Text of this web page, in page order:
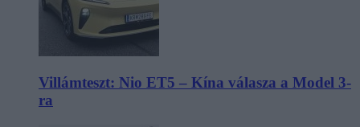
Villámteszt: Nio ET5 – Kína válasza a Model 3-
ra